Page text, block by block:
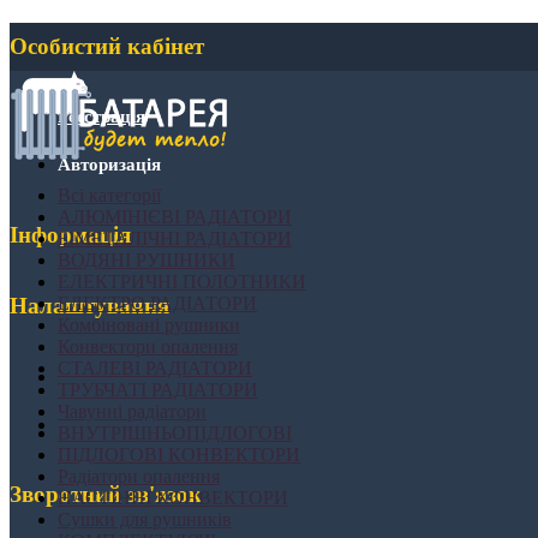
Особистий кабінет
Реєстрація
Авторизація
Інформація
Налаштування
Зворотний зв'язок
БІМЕТАЛІЧНІ РАДІАТОРИ
ЕЛЕКТРО РАДІАТОРИ
Комбіновані рушники
НАСТІННІ КОНВЕКТОРИ